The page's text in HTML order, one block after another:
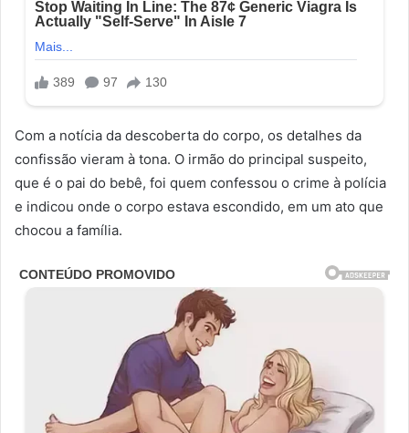
Com a notícia da descoberta do corpo, os detalhes da
confissão vieram à tona. O irmão do principal suspeito,
que é o pai do bebê, foi quem confessou o crime à polícia
e indicou onde o corpo estava escondido, em um ato que
chocou a família.